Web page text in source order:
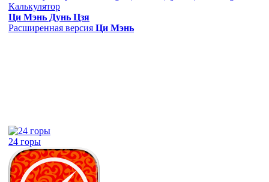
Калькулятор
Ци Мэнь Дунь Цзя
Расширенная версия Ци Мэнь
24 горы